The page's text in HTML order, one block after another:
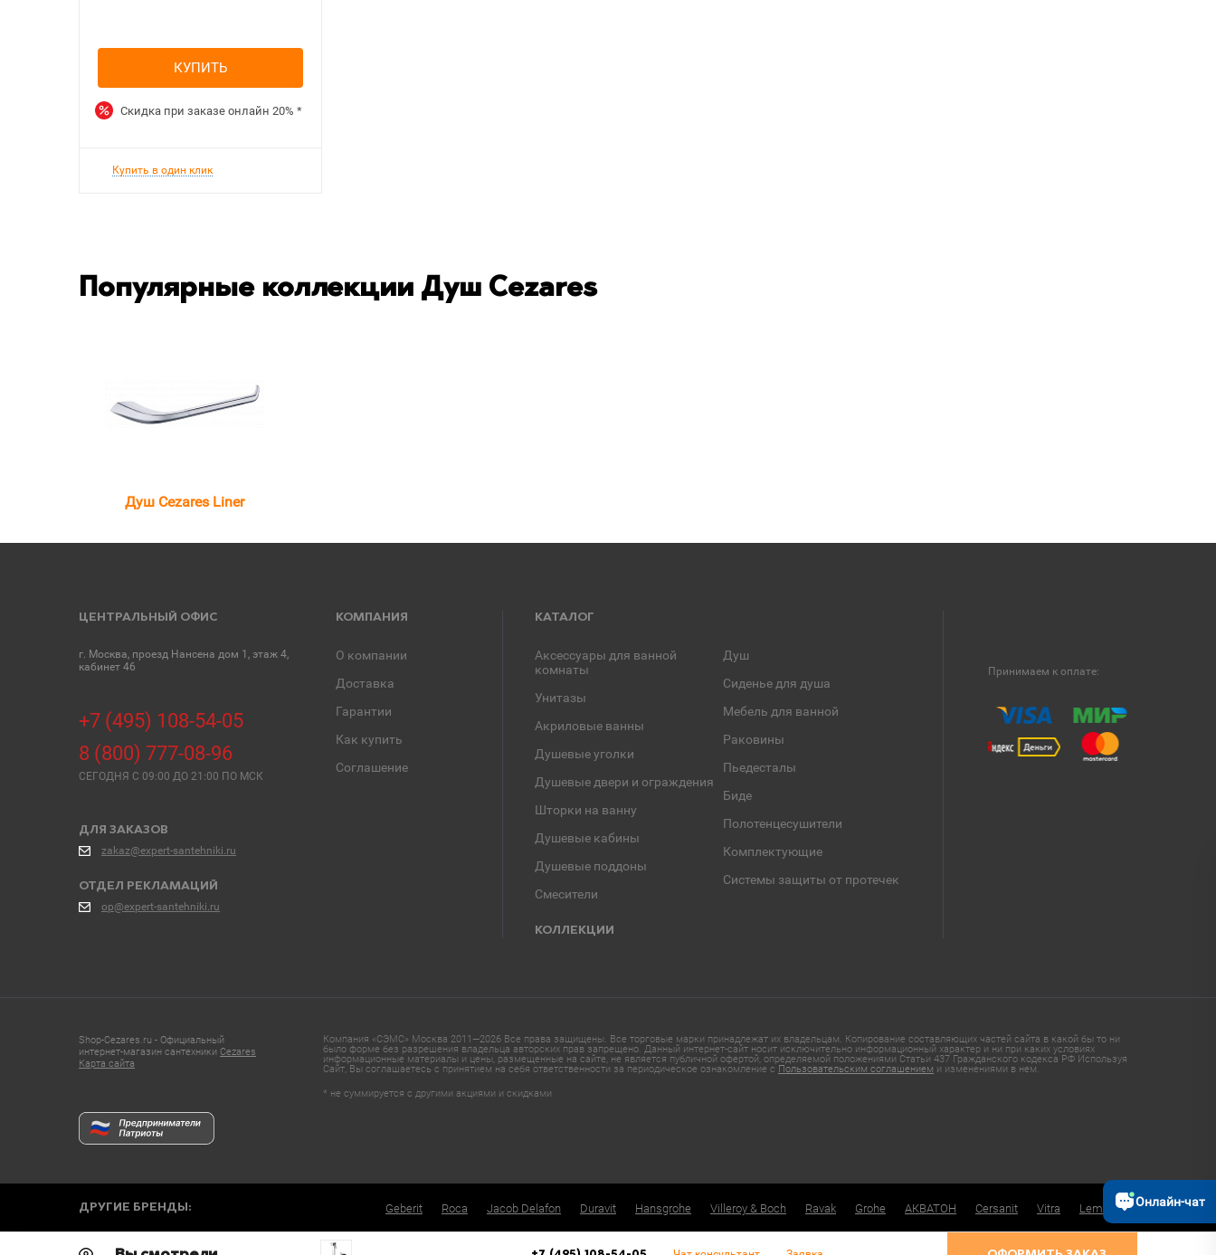
КУПИТЬ
Скидка при заказе онлайн 20% *
Купить в один клик
Популярные коллекции Душ Cezares
Душ Cezares Liner
ЦЕНТРАЛЬНЫЙ ОФИС
г. Москва, проезд Нансена дом 1, этаж 4,
кабинет 46
+7 (495) 108-54-05
8 (800) 777-08-96
СЕГОДНЯ C 09:00 ДО 21:00 ПО МСК
ДЛЯ ЗАКАЗОВ
zakaz@expert-santehniki.ru
ОТДЕЛ РЕКЛАМАЦИЙ
op@expert-santehniki.ru
КОМПАНИЯ
О компании
Доставка
Гарантии
Как купить
Соглашение
КАТАЛОГ
Аксессуары для ванной
комнаты
Унитазы
Акриловые ванны
Душевые уголки
Душевые двери и ограждения
Шторки на ванну
Душевые кабины
Душевые поддоны
Смесители
Душ
Сиденье для душа
Мебель для ванной
Раковины
Пьедесталы
Биде
Полотенцесушители
Комплектующие
Системы защиты от протечек
КОЛЛЕКЦИИ
Принимаем к оплате:
Shop-Cezares.ru - Официальный
интернет-магазин сантехники Cezares
Карта сайта
Компания «СЭМС» Москва 2011—2026 Все права защищены. Все торговые марки принадлежат их владельцам. Копирование составляющих частей сайта в какой бы то ни
было форме без разрешения владельца авторских прав запрещено. Данный интернет-сайт носит исключительно информационный характер и ни при каких условиях
информационные материалы и цены, размещенные на сайте, не является публичной офертой, определяемой положениями Статьи 437 Гражданского кодекса РФ Используя
Сайт, Вы соглашаетесь с принятием на себя ответственности за периодическое ознакомление с Пользовательским соглашением и изменениями в нем.
* не суммируется с другими акциями и скидками
ДРУГИЕ БРЕНДЫ: Geberit Roca Jacob Delafon Duravit Hansgrohe Villeroy & Boch Ravak Grohe АКВАТОН Cersanit Vitra Lemark
Онлайн-чат